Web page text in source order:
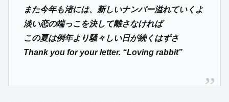
また今年も渚には、新しいナンバー溢れていくよ
淡い恋の端っこを決して離さなければ
この夏は例年より騒々しい日が続くはずさ
Thank you for your letter. “Loving rabbit”